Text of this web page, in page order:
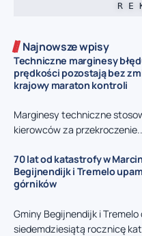
R E
Najnowsze wpisy
Techniczne marginesy
prędkości pozostają bez
krajowy maraton kontroli
Marginesy techniczne
kierowców za
70 lat od katastrofy w
Begijnendijk i Tremelo
górników
Gminy Begijnendijk i
siedemdziesiątą rocznicę